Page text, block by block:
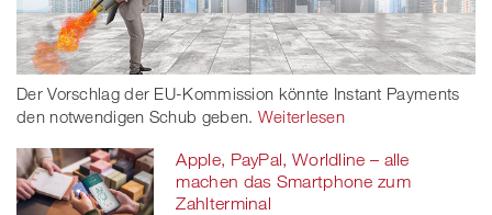
Der Vorschlag der EU-Kommission könnte Instant Payments
den notwendigen Schub geben. Weiterlesen
Apple, PayPal, Worldline – alle
machen das Smartphone zum
Zahlterminal